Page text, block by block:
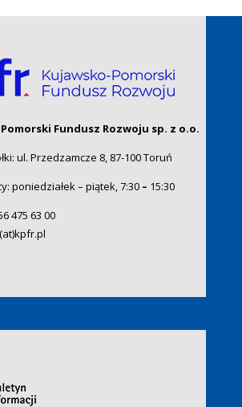
Fundusz Rozwoju sp. z o.o.
ul. Przedzamcze 8, 87-100 Toruń
poniedziałek – piątek, 7:30– 15:30
475 63 00